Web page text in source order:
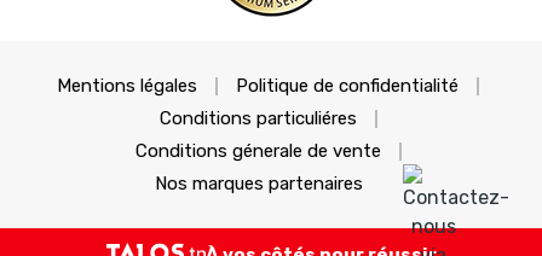
Mentions légales
Politique de confidentialité
Conditions particuliéres
Conditions génerale de vente
Nos marques partenaires